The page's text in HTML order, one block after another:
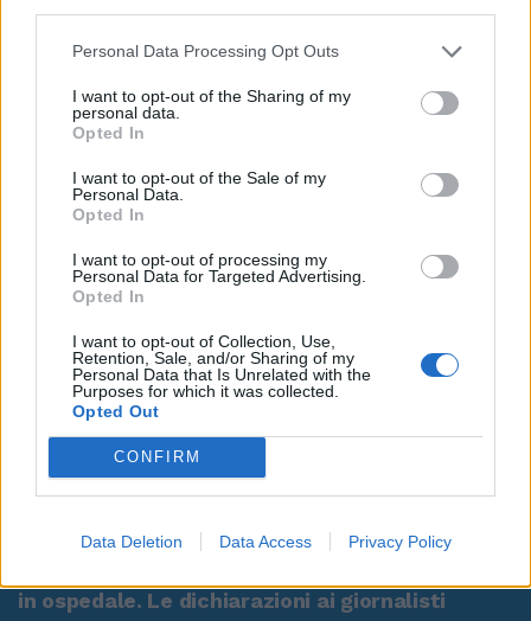
Personal Data Processing Opt Outs
I want to opt-out of the Sharing of my
personal data.
Opted In
I want to opt-out of the Sale of my
Personal Data.
Opted In
I want to opt-out of processing my
Personal Data for Targeted Advertising.
Opted In
I want to opt-out of Collection, Use,
Retention, Sale, and/or Sharing of my
Personal Data that Is Unrelated with the
Purposes for which it was collected.
Opted Out
CONFIRM
Data Deletion Data Access Privacy Policy
in ospedale. Le dichiarazioni ai giornalisti